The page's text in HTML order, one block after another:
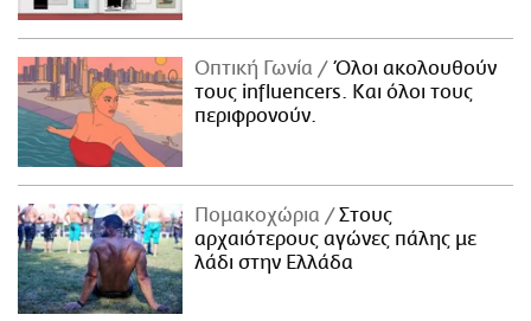
Οπτική Γωνία
Όλοι ακολουθούν
τους influencers. Και όλοι τους
περιφρονούν.
Πομακοχώρια
Στους
αρχαιότερους αγώνες πάλης με
λάδι στην Ελλάδα